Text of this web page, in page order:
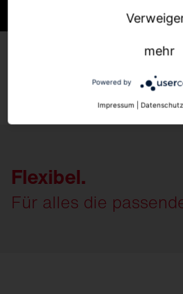
Informationen
Flexibel.
Für alles die
mehr
Powered by
Impressum |